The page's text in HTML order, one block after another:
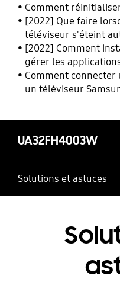
Comment
[2022] Que faire
téléviseur s'éteint
[2022] Comment
gérer les
téléviseur Samsung.
Comment
un téléviseur
UA32FH4003W
Solutions et astuces